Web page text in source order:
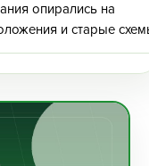
опирались на
и старые